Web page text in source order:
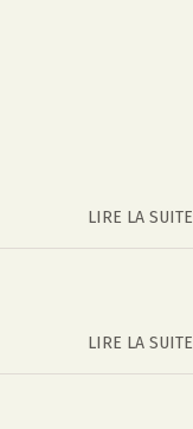
LIRE LA SUITE
LIRE LA SUITE